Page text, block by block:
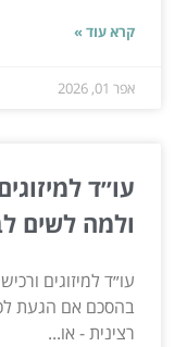
קרא עוד »
אפר 01, 2026
עו״ד
ולמה לשים
עו״ד למיזוגים
בהסכם אם הגעת
רצינית - או...